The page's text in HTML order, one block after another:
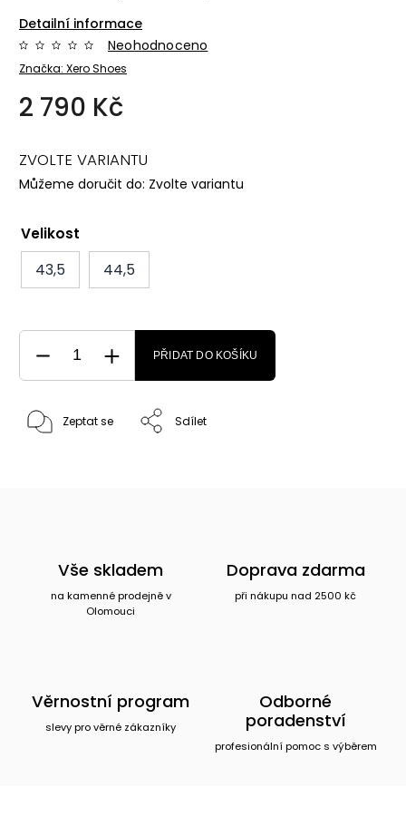
Detailní informace
Značka: Xero Shoes
Neohodnoceno
2 790 Kč
ZVOLTE VARIANTU
Můžeme doručit do: Zvolte variantu
Velikost
43,5
44,5
PŘIDAT DO KOŠÍKU
Zeptat se Sdílet
Vše skladem
na kamenné prodejně v
Olomouci
Doprava zdarma
při nákupu nad 2500 kč
Věrnostní program
slevy pro věrné zákazníky
Odborné
poradenství
profesionální pomoc s výběrem